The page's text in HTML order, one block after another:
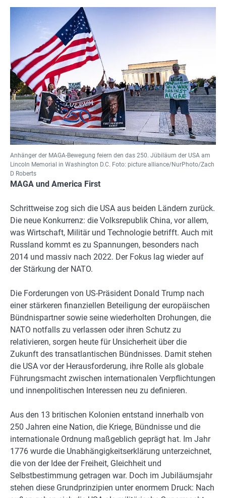
Anhänger der MAGA-Bewegung feiern den das 250. Jübiläum der USA am
Lincoln Memorial in Washington D.C. Foto: picture alliance/NurPhoto/Zach
D Roberts
MAGA und America First
Schrittweise zog sich die USA aus beiden Ländern zurück.
Die neue Konkurrenz: die Volksrepublik China, vor allem,
was Wirtschaft, Militär und Technologie betrifft. Auch mit
Russland kommt es zu Spannungen, besonders nach
2014 und massiv nach 2022. Der Fokus lag wieder auf
der Stärkung der NATO.
Die Forderungen von US-Präsident Donald Trump nach
einer stärkeren finanziellen Beteiligung der europäischen
Bündnispartner sowie seine wiederholten Drohungen, die
NATO notfalls zu verlassen oder ihren Schutz zu
relativieren, sorgen heute für Unsicherheit über die
Zukunft des transatlantischen Bündnisses. Damit stehen
die USA vor der Herausforderung, ihre Rolle als globale
Führungsmacht zwischen internationalen Verpflichtungen
und innenpolitischen Interessen neu zu definieren.
Aus den 13 britischen Kolonien entstand innerhalb von
250 Jahren eine Nation, die Kriege, Bündnisse und die
internationale Ordnung maßgeblich geprägt hat. Im Jahr
1776 wurde die Unabhängigkeitserklärung unterzeichnet,
die von der Idee der Freiheit, Gleichheit und
Selbstbestimmung getragen war. Doch im Jubiläumsjahr
stehen diese Grundprinzipien unter enormem Druck: Nach